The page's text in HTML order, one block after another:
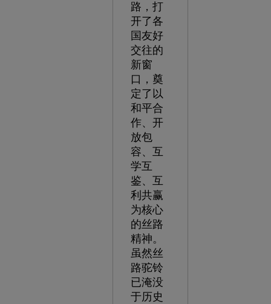
路，打
开了各
国友好
交往的
新窗
口，奠
定了以
和平合
作、开
放包
容、互
学互
鉴、互
利共赢
为核心
的丝路
精神。
虽然丝
路驼铃
已淹没
于历史